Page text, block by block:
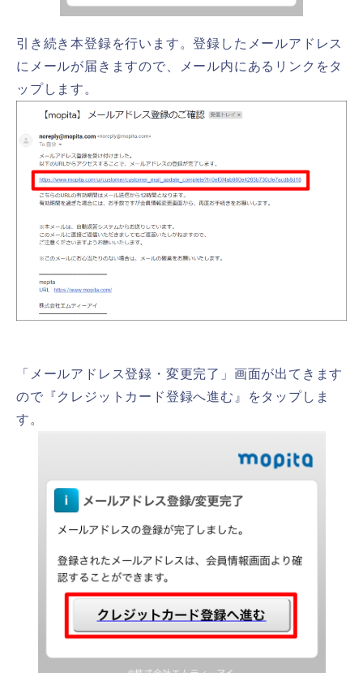
引き続き本登録を行います。登録したメールアドレス
にメールが届きますので、メール内にあるリンクをタ
ップします。
「メールアドレス登録・変更完了」画面が出てきます
ので『クレジットカード登録へ進む』をタップしま
す。